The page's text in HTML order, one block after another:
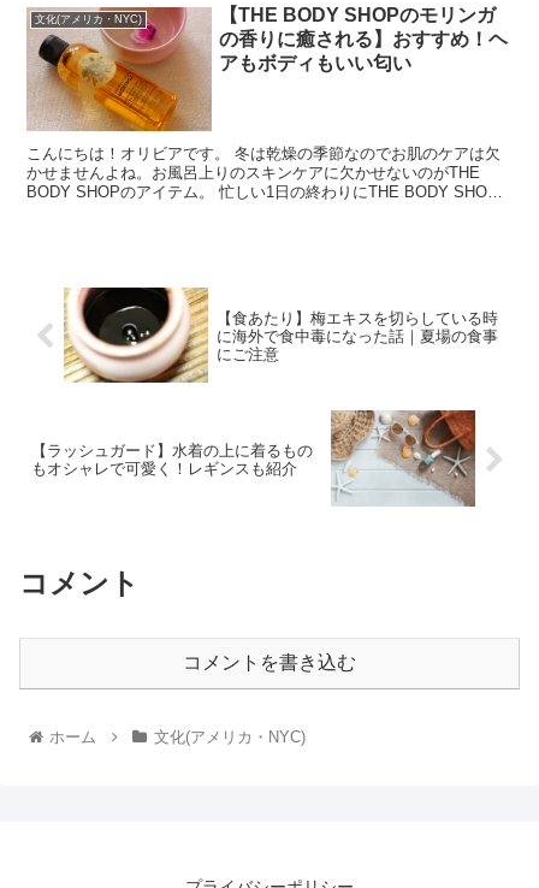
文化(アメリカ・NYC)
【THE BODY SHOPのモリンガ
の香りに癒される】おすすめ！ヘ
アもボディもいい匂い
こんにちは！オリビアです。 冬は乾燥の季節なのでお肌のケアは欠
かせませんよね。お風呂上りのスキンケアに欠かせないのがTHE
BODY SHOPのアイテム。 忙しい1日の終わりにTHE BODY SHOP
【食あたり】梅エキスを切らしている時
に海外で食中毒になった話｜夏場の食事
にご注意
【ラッシュガード】水着の上に着るもの
もオシャレで可愛く！レギンスも紹介
コメント
コメントを書き込む
ホーム 文化(アメリカ・NYC)